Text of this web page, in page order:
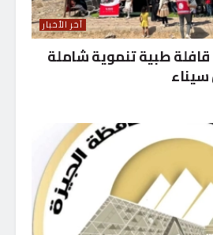
آخر الأخبار
قافلة طبية تنموية شاملة